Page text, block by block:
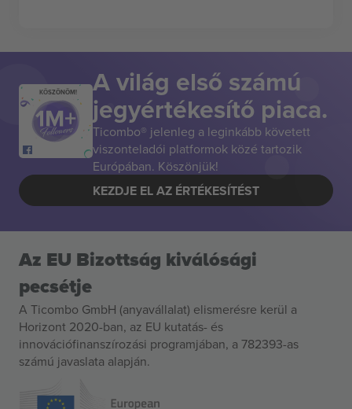
KÖSZÖNÖM! A világ első számú
jegyértékesítő piaca.
Ticombo® jelenleg a leginkább követett
viszonteladói platformok közé tartozik
Európában. Köszönjük!
KEZDJE EL AZ ÉRTÉKESÍTÉST
Az EU Bizottság kiválósági
pecsétje
A Ticombo GmbH (anyavállalat) elismerésre kerül a
Horizont 2020-ban, az EU kutatás- és
innovációfinanszírozási programjában, a 782393-as
számú javaslata alapján.